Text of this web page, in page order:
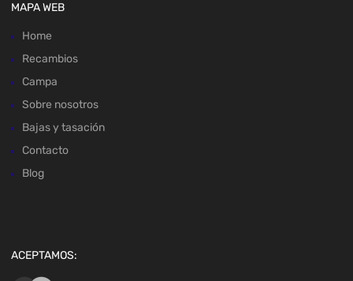
MAPA WEB
Home
Recambios
Campa
Sobre nosotros
Bajas y tasación
Contacto
Blog
ACEPTAMOS: